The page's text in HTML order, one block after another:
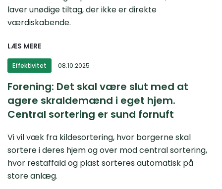
laver unødige tiltag, der ikke er direkte
værdiskabende.
LÆS MERE
Effektivitet 08.10.2025
Forening: Det skal være slut med at
agere skraldemænd i eget hjem.
Central sortering er sund fornuft
Vi vil væk fra kildesortering, hvor borgerne skal
sortere i deres hjem og over mod central sortering,
hvor restaffald og plast sorteres automatisk på
store anlæg.